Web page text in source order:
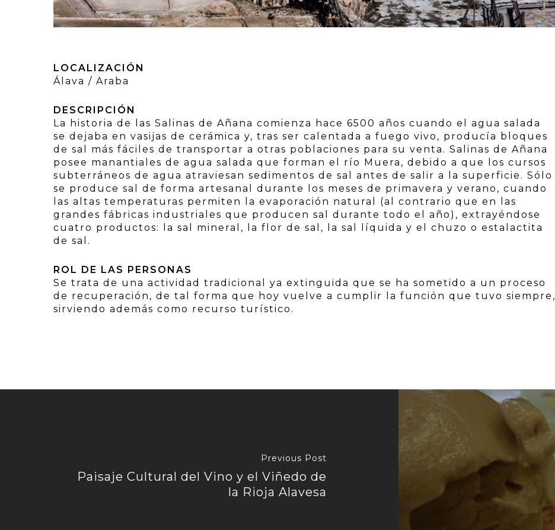
LOCALIZACIÓN
Álava / Araba
DESCRIPCIÓN
La historia de las Salinas de Añana comienza hace 6500 años cuando el agua salada
se dejaba en vasijas de cerámica y, tras ser calentada a fuego vivo, producía bloques
de sal más fáciles de transportar a otras poblaciones para su venta. Salinas de Añana
posee manantiales de agua salada que forman el río Muera, debido a que los cursos
subterráneos de agua atraviesan sedimentos de sal antes de salir a la superficie. Sólo
se produce sal de forma artesanal durante los meses de primavera y verano, cuando
las altas temperaturas permiten la evaporación natural (al contrario que en las
grandes fábricas industriales que producen sal durante todo el año), extrayéndose
cuatro productos: la sal mineral, la flor de sal, la sal líquida y el chuzo o estalactita
de sal.
ROL DE LAS PERSONAS
Se trata de una actividad tradicional ya extinguida que se ha sometido a un proceso
de recuperación, de tal forma que hoy vuelve a cumplir la función que tuvo siempre,
sirviendo además como recurso turístico.
Previous Post
Paisaje Cultural del Vino y el Viñedo de
la Rioja Alavesa